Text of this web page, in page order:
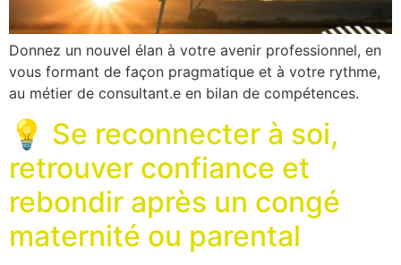
Donnez un nouvel élan à votre avenir professionnel, en
vous formant de façon pragmatique et à votre rythme,
au métier de consultant.e en bilan de compétences.
💡 Se reconnecter à soi,
retrouver confiance et
rebondir après un congé
maternité ou parental